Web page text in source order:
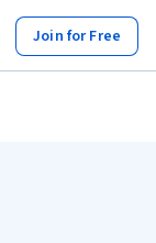
Join for Free